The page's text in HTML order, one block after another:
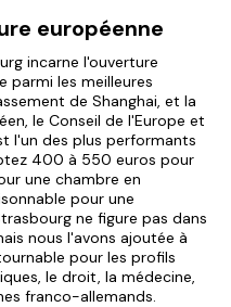
européenne
incarne l'ouverture
parmi les meilleures
de Shanghai, et la
le Conseil de l'Europe et
l'un des plus performants
400 à 550 euros pour
une chambre en
pour une
ne figure pas dans
nous l'avons ajoutée à
pour les profils
le droit, la médecine,
franco-allemands.